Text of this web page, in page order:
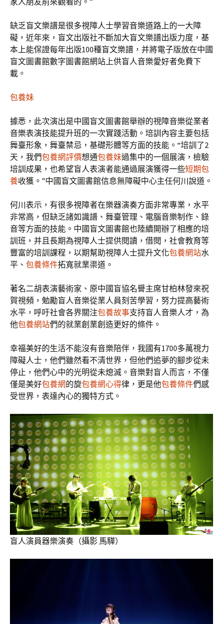
缺乏盲文樂譜是很多視障人士學習音樂道路上的一大障
礙，近年來，盲文出版社不斷加大盲文樂譜出版力度，基
本上能保證每年出版100種盲文樂譜，并將電子版放在中國
盲文圖書館數字圖書館網站上供盲人音樂愛好者免費下
載。
包養妹
據悉，此次演出是中國盲文圖書館舉辦的視障音樂從業者
音樂表演技能提升班的一次實踐活動。培訓內容主要包括
舞臺形象，舞臺禁忌，基礎形體等方面的技能。“培訓了2
天，我們包養網評價想通包養妹過集中的一個展演，檢驗
培訓成果，也希望盲人表演者能通過展演獲得一些短期包
養收獲。”中國盲文圖書館信息無障礙中心主任何川說道。
何川表示，有很多視障者在樂器演奏方面非常專業，水平
非常高，但缺乏諸如識譜、舞臺管理、電腦音樂制作、錄
音等方面的技能。中國盲文圖書館也陸續開辦了相應的培
訓班，并且長期為視障人士提供閱讀，借閱，社會教育等
豐富的培訓課程，以期幫助視障人士提升文化包養網站水
平、 包養條件拓寬就業渠道。
著名二胡表演藝術家、原中國盲協名譽主席甘柏林發來祝
賀視頻，勉勵盲人音樂從業人員刻苦學習，努力提高藝術
水平，呼吁社會各界關注包養故事支持盲人音樂人才，為
他包養網站們的就業創業創造更好的條件。
幸福美好的生活不能沒有音樂陪伴，我國有1700多萬視力
障礙人士，他們雖然看不清世界，但他們追夢的腳步從未
停止，他們心中的光明從未熄滅。音樂對盲人而言，不僅
僅是美好包養網的旋包養網心得律，更是他包養條件們感
受世界，表達內心的獨特方式。
盲人演員器樂演奏（攝影 馬驊）